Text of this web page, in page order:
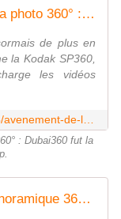
Avènement de la Vidéo 360° et de la photo 360° : Dubai360 fut la mèche ... - OOKAWA Corp.
de plus en
la Kodak SP360,
les vidéos
: Dubai360 fut la
Visualisation de la photographie panoramique 360° par des lunettes VR : Realité immersive et Vraie Visite Virtuelle (3V) au programme ! - OOKAWA Corp.